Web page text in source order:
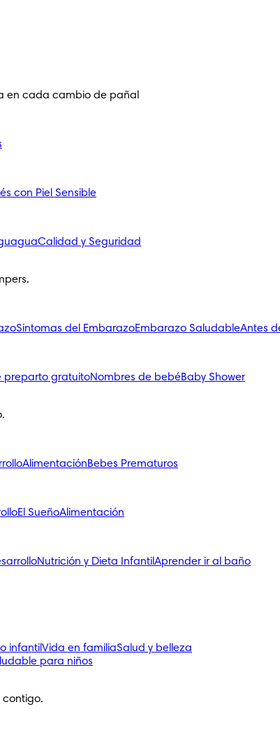
en cada cambio de pañal
con Piel Sensible
Calidad y Seguridad
Sintomas del EmbarazoEmbarazo SaludableAntes
preparto gratuitoNombres de bebéBaby Shower
AlimentaciónBebes Prematuros
El SueñoAlimentación
Nutrición y Dieta InfantilAprender ir al baño
infantilVida en familiaSalud y belleza
para niños
contigo.